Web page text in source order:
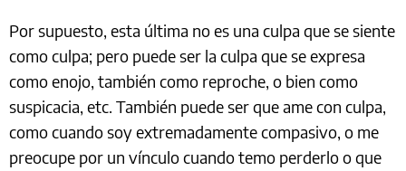
Por supuesto, esta última no es una culpa que se siente
como culpa; pero puede ser la culpa que se expresa
como enojo, también como reproche, o bien como
suspicacia, etc. También puede ser que ame con culpa,
como cuando soy extremadamente compasivo, o me
preocupe por un vínculo cuando temo perderlo o que